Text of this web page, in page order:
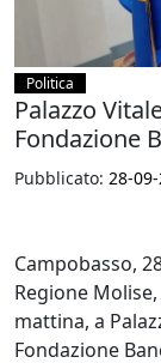
Politica
Palazzo
Fondazione
Pubblicato: 28-
Campobasso,
Regione
mattina, a
Fondazione